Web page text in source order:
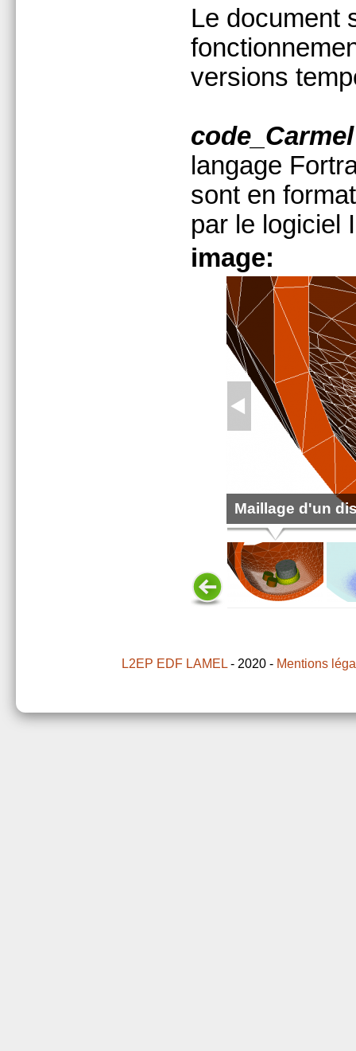
Le document
versions
code_Carmel
langage
sont en
par le logiciel
image:
Maillage d'un
L2EP EDF LAMEL- 2020 - Mentions